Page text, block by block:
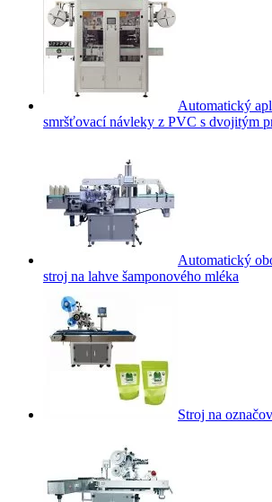
Automatický
smršťovací návleky z PVC s dvojitým
Automatický
stroj na lahve šamponového mléka
Stroj na